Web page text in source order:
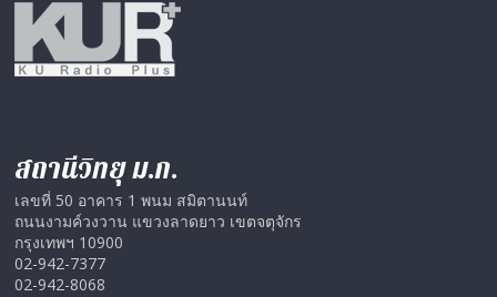
สถานีวิทยุ ม.ก.
เลขที่ 50 อาคาร 1 พนม สมิตานนท์
ถนนงามค์วงวาน แขวงลาดยาว เขตจตุจักร
กรุงเทพฯ 10900
02-942-7377
02-942-8068